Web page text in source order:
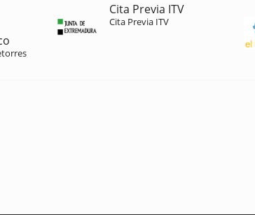
Cita Previa ITV
Cita Previa ITV